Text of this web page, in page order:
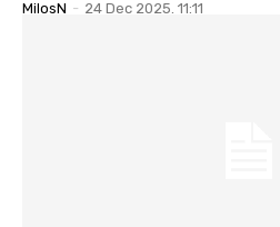
MilosN - 24 Dec 2025. 11:11